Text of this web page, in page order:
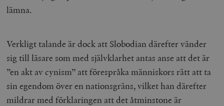
lämna.
Verkligt talande är dock att Slobodian därefter vänder
sig till läsare som med självklarhet antas anse att det är
”en akt av cynism” att förespråka människors rätt att ta
sin egendom över en nationsgräns, vilket han därefter
mildrar med förklaringen att det åtminstone är